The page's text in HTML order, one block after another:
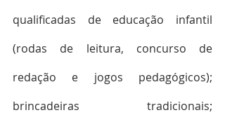
qualificadas de educação infantil
(rodas de leitura, concurso de
redação e jogos pedagógicos);
brincadeiras tradicionais;